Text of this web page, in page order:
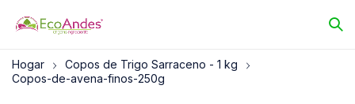
Hogar
Copos de Trigo Sarraceno - 1 kg
Copos-de-avena-finos-250g